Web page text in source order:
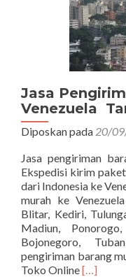
Jasa
Venezuela
Diposkan pada 20/
Jasa pengiriman
Ekspedisi kirim
dari Indonesia ke
murah ke
Blitar, Kediri,
Madiun,
Bojonegoro,
pengiriman barang
Toko OnlineRead
[…]